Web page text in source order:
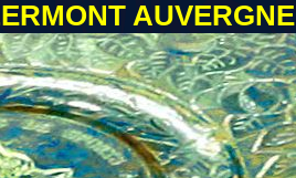
AUVERGNE